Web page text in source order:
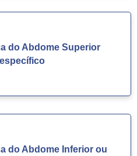
do Abdome Superior
do Abdome Inferior ou